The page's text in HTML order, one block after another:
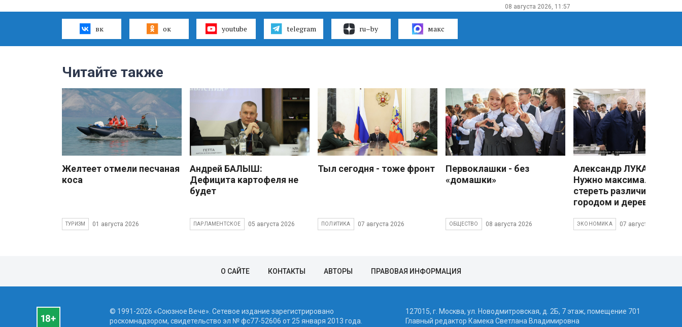
08 августа 2026, 11:57
вк ок youtube telegram ru–by макс
Читайте также
Желтеет отмели песчаная
коса
ТУРИЗМ 01 августа 2026
Андрей БАЛЫШ:
Дефицита картофеля не
будет
ПАРЛАМЕНТСКОЕ 05 августа 2026
Тыл сегодня - тоже фронт
ПОЛИТИКА 07 августа 2026
Первоклашки - без
«домашки»
ОБЩЕСТВО 08 августа 2026
Александр
Нужно максимально
стереть различия
городом и деревней
ЭКОНОМИКА 07 августа 2026
О САЙТЕ КОНТАКТЫ АВТОРЫ ПРАВОВАЯ ИНФОРМАЦИЯ
© 1991-2026 «Союзное Вече». Сетевое издание зарегистрировано
роскомнадзором, свидетельство эл № фc77-52606 от 25 января 2013 года.
127015, г. Москва, ул. Новодмитровская, д. 2Б, 7 этаж, помещение 701
Главный редактор Камека Светлана Владимировна